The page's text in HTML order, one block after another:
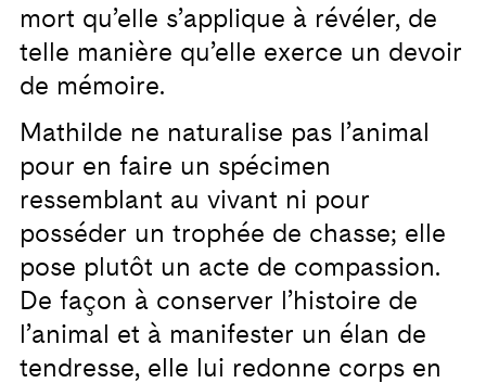
mort qu’elle s’applique à révéler, de
telle manière qu’elle exerce un devoir
de mémoire.
Mathilde ne naturalise pas l’animal
pour en faire un spécimen
ressemblant au vivant ni pour
posséder un trophée de chasse; elle
pose plutôt un acte de compassion.
De façon à conserver l’histoire de
l’animal et à manifester un élan de
tendresse, elle lui redonne corps en